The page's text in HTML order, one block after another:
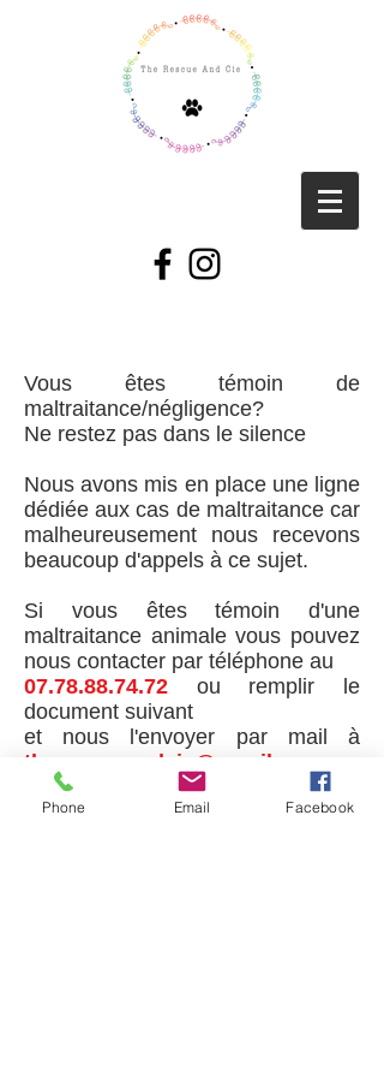
Vous êtes témoin de
maltraitance/négligence?
Ne restez pas dans le silence
Nous avons mis en place une ligne
dédiée aux cas de maltraitance car
malheureusement nous recevons
beaucoup d'appels à ce sujet.
Si vous êtes témoin d'une
maltraitance animale vous pouvez
nous contacter par téléphone au
07.78.88.74.72 ou remplir le
document suivant
et nous l'envoyer par mail à
therescueandcie@gmail.com
Phone Email Facebook